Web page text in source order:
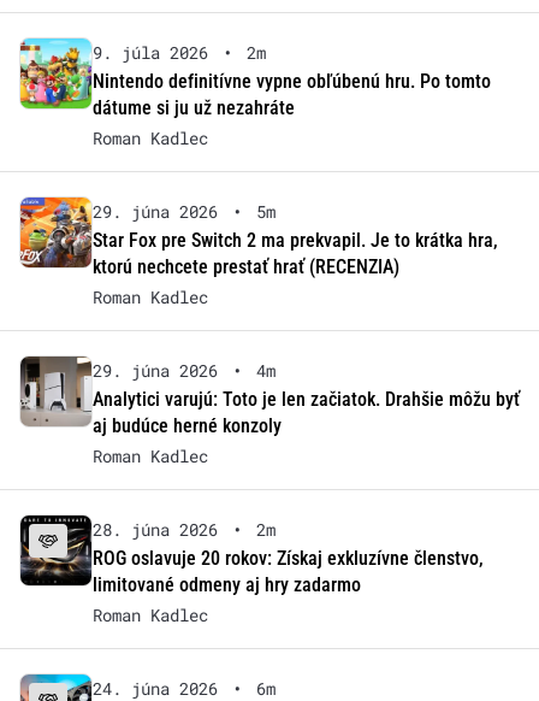
9. júla 2026 •
2m
Nintendo definitívne vypne obľúbenú hru. Po tomto
dátume si ju už nezahráte
Roman Kadlec
29. júna 2026 •
5m
Star Fox pre Switch 2 ma prekvapil. Je to krátka hra,
ktorú nechcete prestať hrať (RECENZIA)
Roman Kadlec
29. júna 2026 •
4m
Analytici varujú: Toto je len začiatok. Drahšie môžu byť
aj budúce herné konzoly
Roman Kadlec
28. júna 2026 •
2m
ROG oslavuje 20 rokov: Získaj exkluzívne členstvo,
limitované odmeny aj hry zadarmo
Roman Kadlec
24. júna 2026 •
6m